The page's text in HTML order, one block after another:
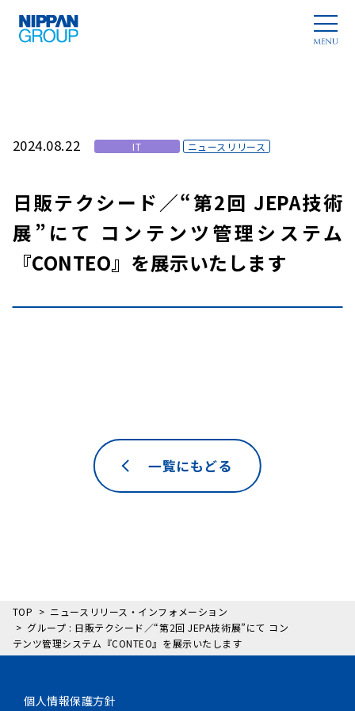
2024.08.22 IT ニュースリリース
日販テクシード／“第2回 JEPA技術
展”にて コンテンツ管理システム
『CONTEO』を展示いたします
一覧にもどる
TOP
ニュースリリース・インフォメーション
グループ : 日販テクシード／“第2回 JEPA技術展”にて コン
テンツ管理システム『CONTEO』を展示いたします
個人情報保護方針